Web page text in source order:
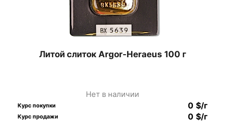
Литой слиток Argor-Heraeus 100 г
Нет в наличии
Курс покупки 0 $/г
Курс продажи 0 $/г